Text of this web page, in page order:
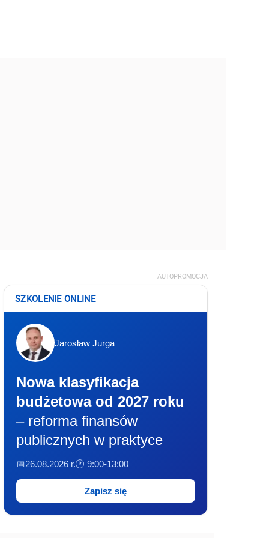
AUTOPROMOCJA
SZKOLENIE ONLINE
Jarosław Jurga
Nowa klasyfikacja
budżetowa od 2027 roku
– reforma finansów
publicznych w praktyce
📅26.08.2026 r.🕐 9:00-13:00
Zapisz się